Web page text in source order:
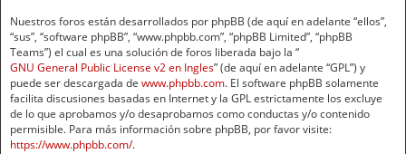
Nuestros foros están desarrollados por phpBB (de aquí en adelante “ellos”,
“sus”, “software phpBB”, “www.phpbb.com”, “phpBB Limited”, “phpBB
Teams”) el cual es una solución de foros liberada bajo la “
GNU General Public License v2 en Ingles” (de aquí en adelante “GPL”) y
puede ser descargada de www.phpbb.com. El software phpBB solamente
facilita discusiones basadas en Internet y la GPL estrictamente los excluye
de lo que aprobamos y/o desaprobamos como conductas y/o contenido
permisible. Para más información sobre phpBB, por favor visite:
https://www.phpbb.com/.